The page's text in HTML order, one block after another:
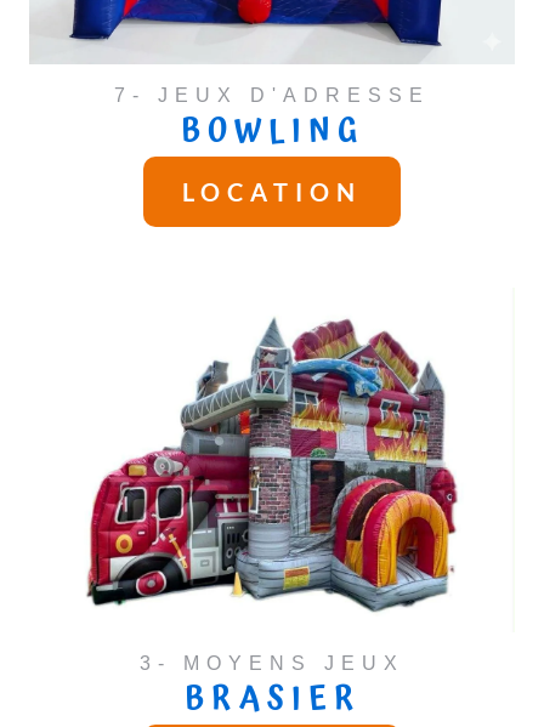
7- JEUX D'ADRESSE
BOWLING
LOCATION
3- MOYENS JEUX
BRASIER